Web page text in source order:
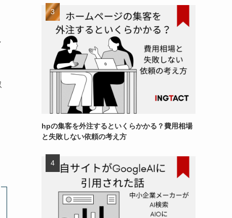
hpの集客を外注するといくらかかる？費用相場
と失敗しない依頼の考え方